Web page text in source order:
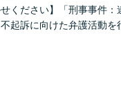
ください】「刑事事件
起訴に向けた弁護活動を